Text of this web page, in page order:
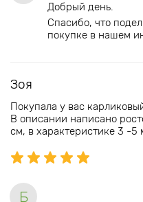
Добрый день.
Спасибо, что
покупке в нашем
Зоя
Покупала у вас
В описании написано
см, в характеристике 3 -5
Б